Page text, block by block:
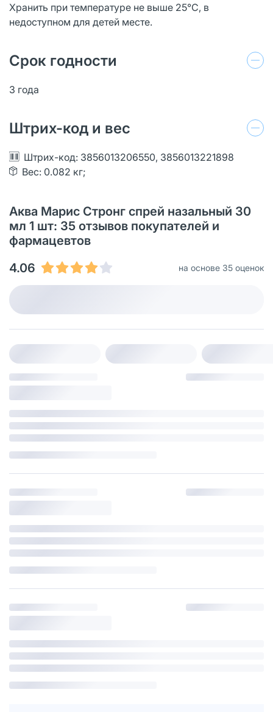
Хранить при температуре не выше 25°С, в
недоступном для детей месте.
Срок годности
3 года
Штрих-код и вес
Штрих-код: 3856013206550, 3856013221898
Вес: 0.082 кг;
Аква Марис Стронг спрей назальный 30
мл 1 шт: 35 отзывов покупателей и
фармацевтов
4.06
на основе 35 оценок